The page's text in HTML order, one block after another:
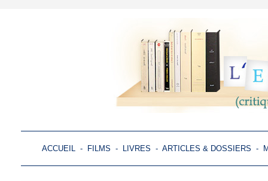
ACCUEIL - FILMS - LIVRES - ARTICLES & DOSSIERS -